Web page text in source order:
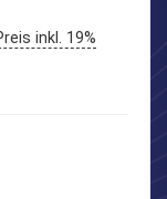
inkl. 19%